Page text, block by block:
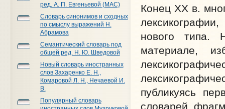
ред. А. П. Евгеньевой (МАС)
Словарь синонимов и сходных
по смыслу выражений Н.
Абрамова
Семантический словарь под
общей ред. Н. Ю. Шведовой
Новый словарь иностранных
слов Захаренко Е. Н.,
Комаровой Л. Н., Нечаевой И.
В.
Популярный словарь
Конец XX в.
нового типа.
материале,
публикуясь
словарей,